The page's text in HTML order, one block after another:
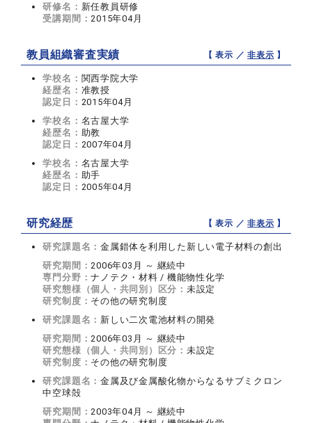
研修名： 新任教員研修
受講期間： 2015年04月
教員組織審査実績 【 表示 ／非表示 】
学校名： 関西学院大学
経歴名： 准教授
認定日： 2015年04月
学校名： 名古屋大学
経歴名： 助教
認定日： 2007年04月
学校名： 名古屋大学
経歴名： 助手
認定日： 2005年04月
研究経歴 【 表示 ／非表示 】
研究課題名：金属錯体を利用した新しい電子材料の創出
研究期間： 2006年03月 ～ 継続中
専門分野：ナノテク・材料 / 機能物性化学
研究態様（個人・共同別）区分： 未設定
研究制度： その他の研究制度
研究課題名： 新しい二次電池材料の開発
研究期間： 2006年03月 ～ 継続中
研究態様（個人・共同別）区分： 未設定
研究制度： その他の研究制度
研究課題名：金属及び金属酸化物からなるサブミクロン
中空球殻
研究期間： 2003年04月 ～ 継続中